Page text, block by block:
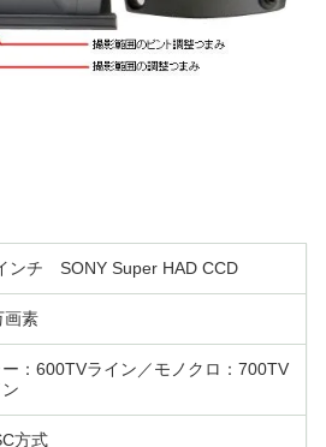
ンチ SONY Super HAD CCD
画素
ー：600TVライン／モノクロ：700TV
方式